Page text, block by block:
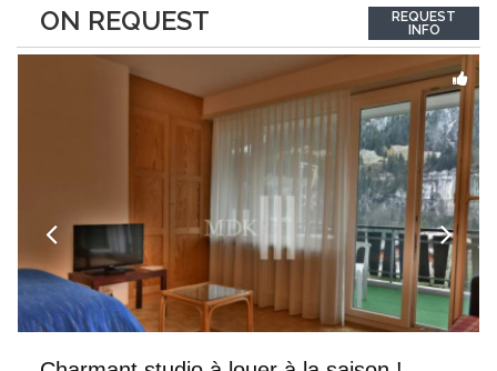
ON REQUEST
erhalten. Das sich rasch entwickelnde Regionalzentrum hat bis
heute viel vom seeländisch-dörflichen...
REQUEST
INFO